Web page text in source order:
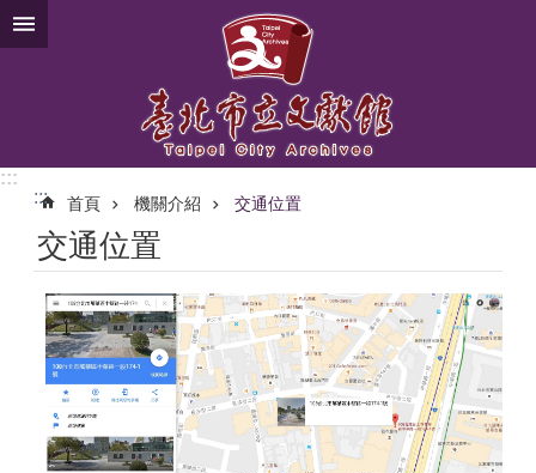
跳到主要內容區塊
:::
:::
首頁 機關介紹 交通位置
交通位置